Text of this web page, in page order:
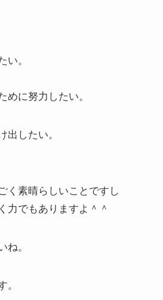
い。
めに努力したい。
出したい。
く素晴らしいことですし
力でもありますよ＾＾
ね。
。